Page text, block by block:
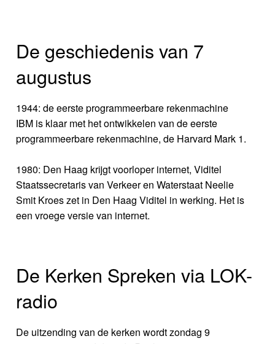
De geschiedenis van 7
augustus
1944: de eerste programmeerbare rekenmachine
IBM is klaar met het ontwikkelen van de eerste
programmeerbare rekenmachine, de Harvard Mark 1.
1980: Den Haag krijgt voorloper internet, Viditel
Staatssecretaris van Verkeer en Waterstaat Neelie
Smit Kroes zet in Den Haag Viditel in werking. Het is
een vroege versie van internet.
De Kerken Spreken via LOK-
radio
De uitzending van de kerken wordt zondag 9